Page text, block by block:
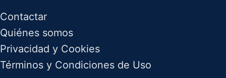
Contactar
Quiénes somos
Privacidad y Cookies
Términos y Condiciones de Uso